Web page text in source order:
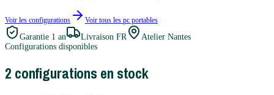
Voir les configurations Voir tous les pc portables
Garantie 1 an Livraison FR
Atelier Nantes
Configurations disponibles
2 configurations en stock